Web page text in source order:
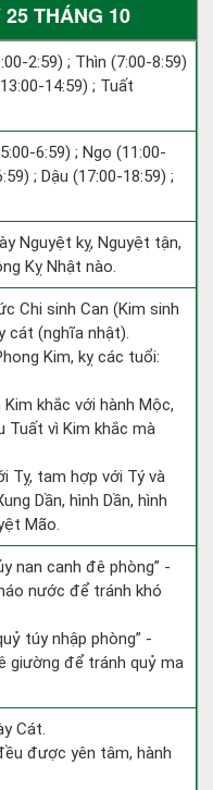
THÁNG 10
2:59) ; Thìn (7:00-8:59)
14:59) ; Tuất
6:59) ; Ngọ (11:00-
; Dậu (17:00-18:59) ;
Nguyệt kỵ, Nguyệt tận,
Kỵ Nhật nào.
Chi sinh Can (Kim sinh
cát (nghĩa nhật).
Kim, kỵ các tuổi:
khắc với hành Mộc,
Tuất vì Kim khắc mà
Tỵ, tam hợp với Tý và
Dần, hình Dần, hình
Mão.
nan canh đê phòng” -
nước để tránh khó
túy nhập phòng” -
giường để tránh quỷ ma
Cát.
được yên tâm, hành